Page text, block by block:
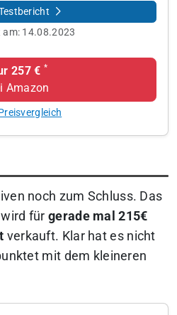
am: 14.08.2023
257 € *
Amazon
noch zum Schluss. Das
wird fürgerade mal 215€
verkauft. Klar hat es nicht
mit dem kleineren